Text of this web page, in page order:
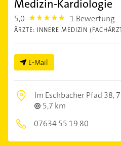
Medizin-Kardiologie
5,0 5.0 1 Bewertung
ÄRZTE: INNERE MEDIZIN
E-Mail
Im Eschbacher Pfad 38,
5,7 km
07634 55 19 80